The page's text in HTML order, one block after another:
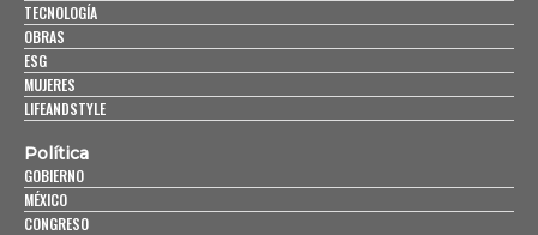
TECNOLOGÍA
OBRAS
ESG
MUJERES
LIFEANDSTYLE
Política
GOBIERNO
MÉXICO
CONGRESO